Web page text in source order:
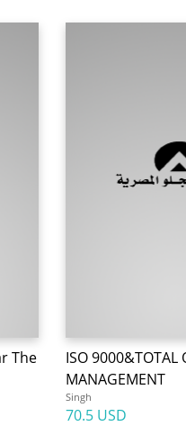
The
ISO 9000&TOTAL
MANAGEMENT
Singh
70.5 USD